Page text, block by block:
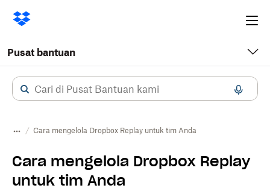
Pusat bantuan
Cara mengelola Dropbox Replay untuk tim Anda
Cara mengelola Dropbox Replay
untuk tim Anda